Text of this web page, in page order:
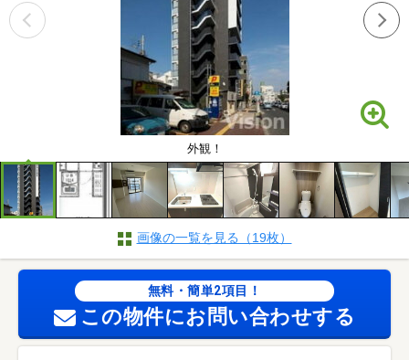
外観！
画像の一覧を見る（19枚）
無料・簡単2項目！
この物件にお問い合わせする